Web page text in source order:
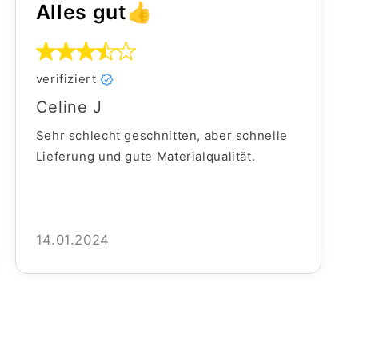
Alles gut👍
verifiziert
Celine J
Sehr schlecht geschnitten, aber schnelle
Lieferung und gute Materialqualität.
14.01.2024